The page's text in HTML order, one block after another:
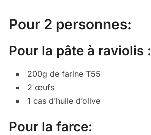
Pour 2 personnes:
Pour la pâte à raviolis :
200g de farine T55
2 œufs
1 cas d’huile d’olive
Pour la farce: